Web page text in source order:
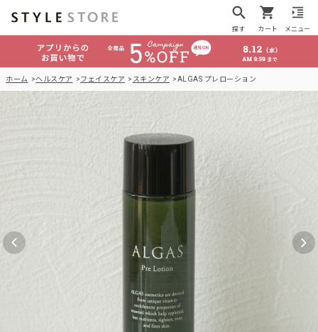
探す カート メニュー
ホーム ヘルスケア フェイスケア スキンケア ALGAS プレローション